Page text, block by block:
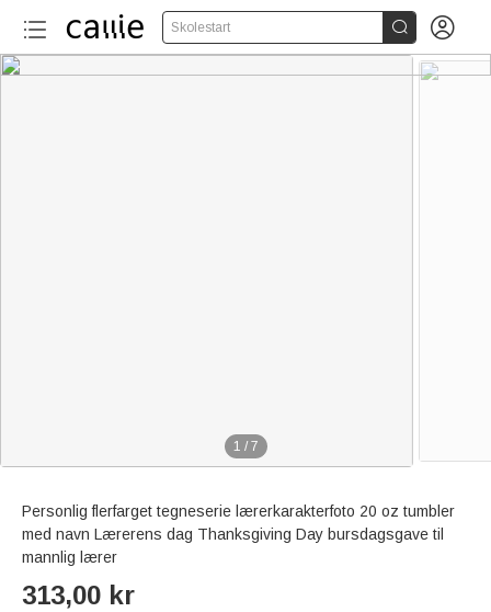
Skolestart  
1 / 7
Personlig flerfarget tegneserie lærerkarakterfoto 20 oz tumbler
med navn Lærerens dag Thanksgiving Day bursdagsgave til
mannlig lærer
313,00 kr